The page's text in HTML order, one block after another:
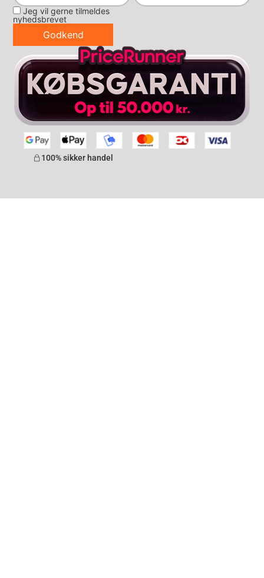
Jeg vil gerne tilmeldes
nyhedsbrevet
Godkend
100% sikker handel